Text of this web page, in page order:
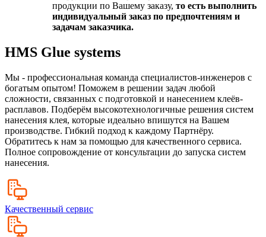
продукции по Вашему заказу, то есть выполнить
индивидуальный заказ по предпочтениям и
задачам заказчика.
HMS Glue systems
Мы - профессиональная команда специалистов-инженеров с
богатым опытом! Поможем в решении задач любой
сложности, связанных с подготовкой и нанесением клеёв-
расплавов. Подберём высокотехнологичные решения систем
нанесения клея, которые идеально впишутся на Вашем
производстве. Гибкий подход к каждому Партнёру.
Обратитесь к нам за помощью для качественного сервиса.
Полное сопровождение от консультации до запуска систем
нанесения.
Качественный сервис